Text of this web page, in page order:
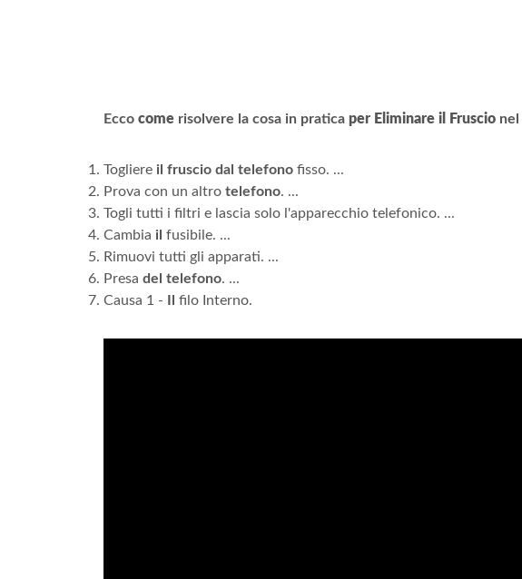
Ecco come risolvere la cosa in pratica per Eliminare il Fruscio nel
Togliere il fruscio dal telefono fisso. ...
Prova con un altro telefono. ...
Togli tutti i filtri e lascia solo l'apparecchio telefonico. ...
Cambia il fusibile. ...
Rimuovi tutti gli apparati. ...
Presa del telefono. ...
Causa 1 -
filo Interno.